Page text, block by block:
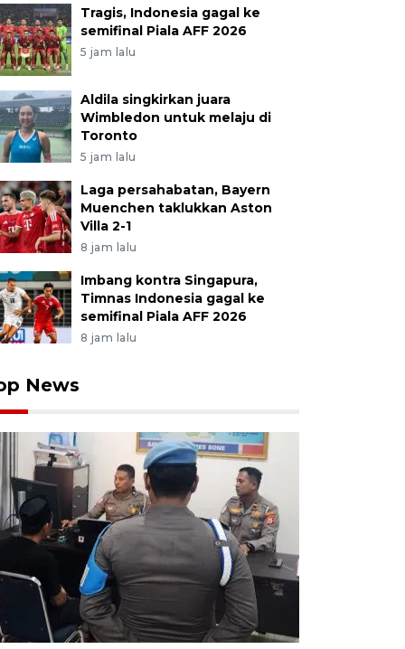
Tragis, Indonesia gagal ke
semifinal Piala AFF 2026
5 jam lalu
Aldila singkirkan juara
Wimbledon untuk melaju di
Toronto
5 jam lalu
Laga persahabatan, Bayern
Muenchen taklukkan Aston
Villa 2-1
8 jam lalu
Imbang kontra Singapura,
Timnas Indonesia gagal ke
semifinal Piala AFF 2026
8 jam lalu
News